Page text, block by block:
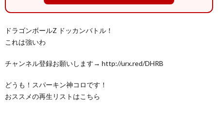
ドラゴンボールZ ドッカンバトル！
これは強いわ
チャンネル登録お願いします→ http://urx.red/DHRB
どうも！スパーキン神コロです！
おススメの再生リストはこちら